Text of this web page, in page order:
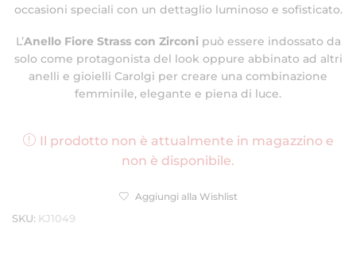
occasioni speciali con un dettaglio luminoso e sofisticato.
L’Anello Fiore Strass con Zirconipuò essere indossato da
solo come protagonista del look oppure abbinato ad altri
anelli e gioielli Carolgi per creare una combinazione
femminile, elegante e piena di luce.
Il prodotto non è attualmente in magazzino e
non è disponibile.
Aggiungi alla Wishlist
SKU: KJ1049